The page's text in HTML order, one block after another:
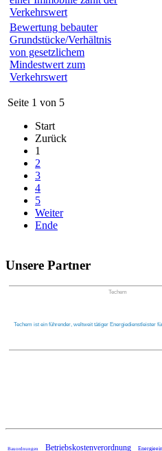
Verkehrswert
Bewertung bebauter
Grundstücke/Verhältnis
von gesetzlichem
Mindestwert zum
Verkehrswert
Seite 1 von 5
Start
Zurück
1
2
3
4
5
Weiter
Ende
Unsere Partner
Techem
Techem ist ein führender, weltweit tätiger Energiedienstleister
Bauordnungen Betriebskostenverordnung